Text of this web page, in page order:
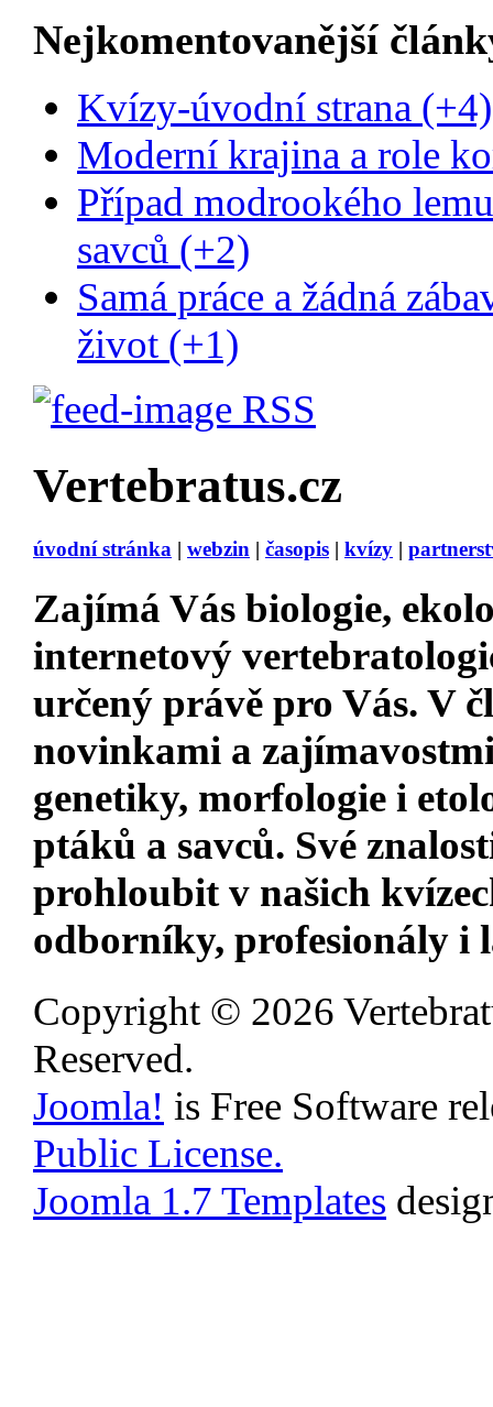
Nejkomentovanější
Kvízy-úvodní strana (+4)
Moderní krajina a role
Případ modrookého
savců (+2)
Samá práce a žádná
život (+1)
RSS
Vertebratus.cz
úvodní stránka | webzin | časopis | kvízy |
Zajímá Vás biologie,
internetový
určený právě pro Vás. V
novinkami a
genetiky, morfologie i
ptáků a savců. Své
prohloubit v našich
odborníky, profesionály i
Copyright © 2026
Reserved.
Joomla! is Free Software
Public License.
Joomla 1.7 Templates